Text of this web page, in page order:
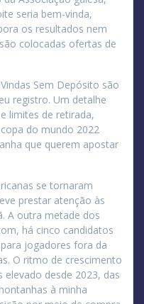
seria bem-vinda,
os resultados nem
colocadas ofertas de
Sem Depósito são
registro. Um detalhe
limites de retirada,
do mundo 2022
que querem apostar
se tornaram
prestar atenção às
A outra metade dos
há cinco candidatos
jogadores fora da
O ritmo de crescimento
desde 2023, das
à minha